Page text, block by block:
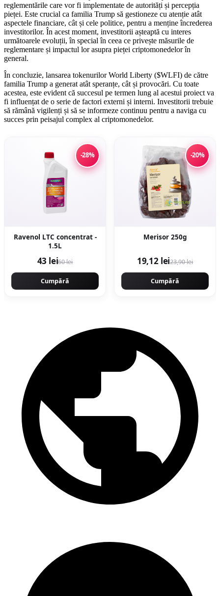
reglementările care vor fi implementate de autorități și percepția
pieței. Este crucial ca familia Trump să gestioneze cu atenție atât
aspectele financiare, cât și cele politice, pentru a menține încrederea
investitorilor. În acest moment, investitorii așteaptă cu interes
următoarele evoluții, în special în ceea ce privește măsurile de
reglementare și impactul lor asupra pieței criptomonedelor în
general.
În concluzie, lansarea tokenurilor World Liberty ($WLFI) de către
familia Trump a generat atât speranțe, cât și provocări. Cu toate
acestea, este evident că succesul pe termen lung al acestui proiect va
fi influențat de o serie de factori externi și interni. Investitorii trebuie
să rămână vigilenți și să se informeze continuu pentru a naviga cu
succes prin peisajul complex al criptomonedelor.
-28%
Ravenol LTC concentrat -
1.5L
43 lei60 lei
Cumpără
-20%
Merisor 250g
19,12 lei23,90 lei
Cumpără